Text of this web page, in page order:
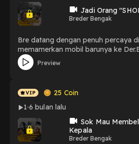
Jadi Orang
Breder Bengak
Bre datang dengan penuh percaya
memamerkan mobil barunya ke
mengajak Der ke rumah untuk
gayaan.Situasi berubah saat
perlahan mengarah ke kejutan yang
Preview
25 Coin
1 6 bulan lalu
Sok Mau
Kepala
Breder Bengak